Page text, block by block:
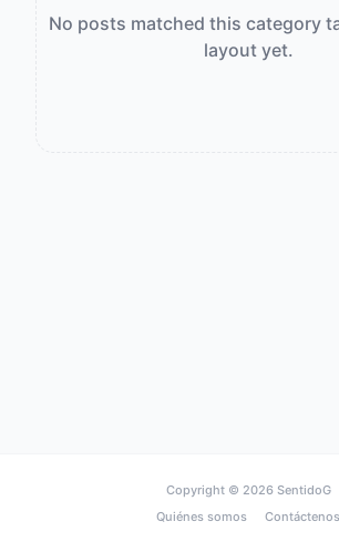
No posts matched this category
layout yet.
Copyright © 2026 SentidoG
Quiénes somos
Contáctenos